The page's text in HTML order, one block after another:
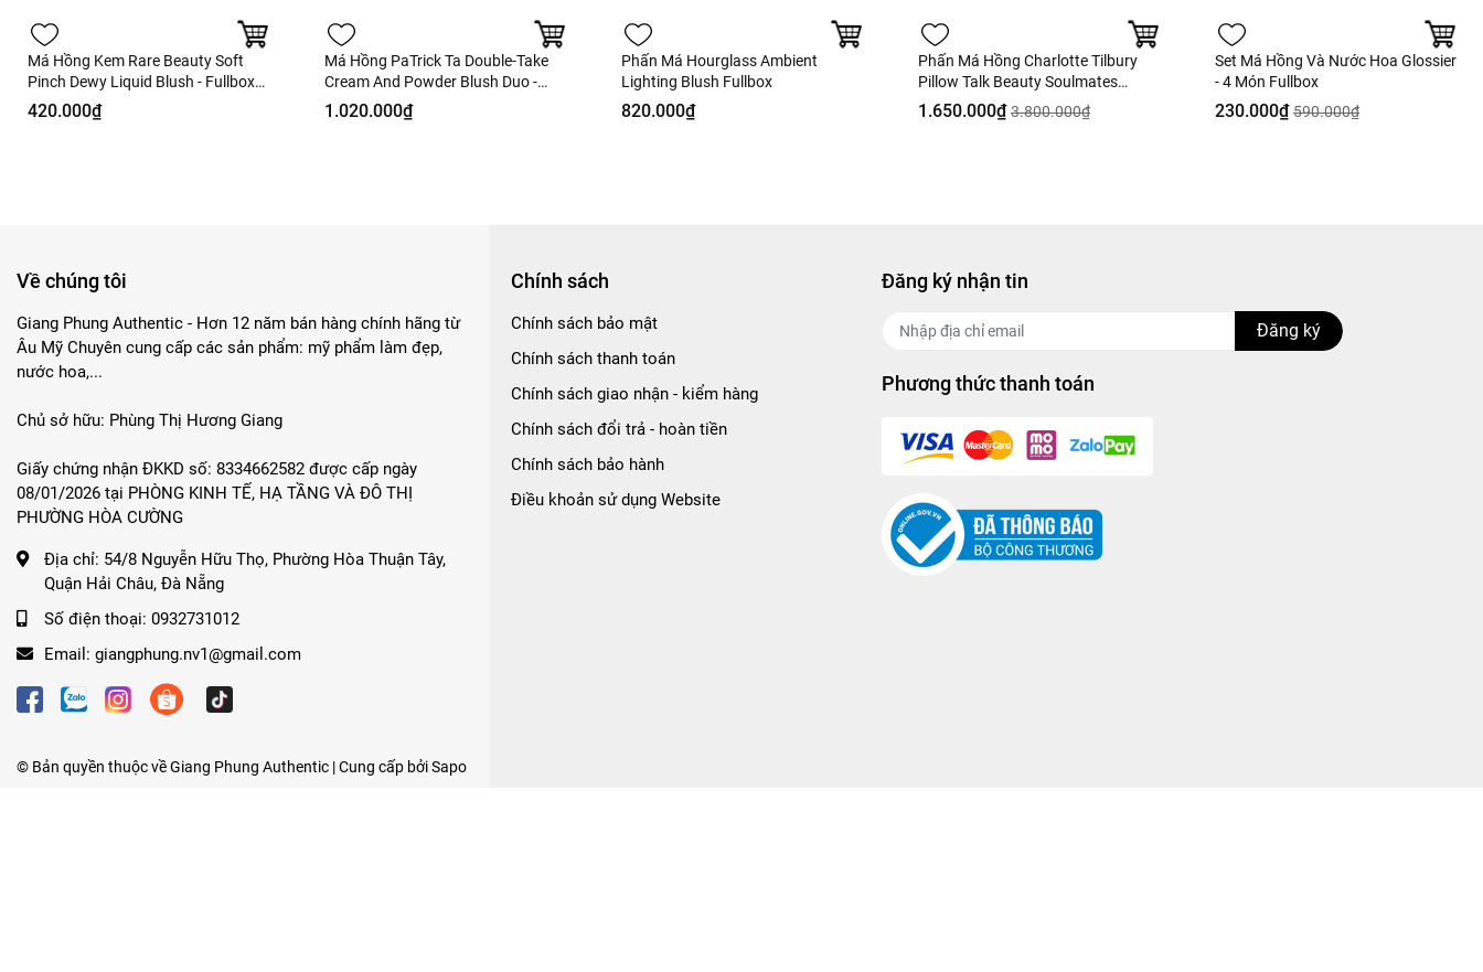
Má Hồng Kem Rare Beauty Soft
Pinch Dewy Liquid Blush - Fullbox
Hàng US
420.000₫
Má Hồng PaTrick Ta Double-Take
Cream And Powder Blush Duo -
Fulbox Hàng US
1.020.000₫
Phấn Má Hourglass Ambient
Lighting Blush Fullbox
820.000₫
Phấn Má Hồng Charlotte Tilbury
Pillow Talk Beauty Soulmates
Palette Tone Flawless 13g Fullbox
1.650.000₫ 3.800.000₫
Set Má Hồng Và Nước Hoa Glossier
- 4 Món Fullbox
230.000₫ 590.000₫
Về chúng tôi
Giang Phung Authentic - Hơn 12 năm bán hàng chính hãng từ
Âu Mỹ Chuyên cung cấp các sản phẩm: mỹ phẩm làm đẹp,
nước hoa,...
Chủ sở hữu: Phùng Thị Hương Giang
Giấy chứng nhận ĐKKD số: 8334662582 được cấp ngày
08/01/2026 tại PHÒNG KINH TẾ, HẠ TẦNG VÀ ĐÔ THỊ
PHƯỜNG HÒA CƯỜNG
Địa chỉ: 54/8 Nguyễn Hữu Thọ, Phường Hòa Thuận Tây,
Quận Hải Châu, Đà Nẵng
Số điện thoại: 0932731012
Email: giangphung.nv1@gmail.com
Chính sách
Chính sách bảo mật
Chính sách thanh toán
Chính sách giao nhận - kiểm hàng
Chính sách đổi trả - hoàn tiền
Chính sách bảo hành
Điều khoản sử dụng Website
Đăng ký nhận tin
Đăng ký
Phương thức thanh toán
© Bản quyền thuộc vềGiang Phung Authentic | Cung cấp bởiSapo